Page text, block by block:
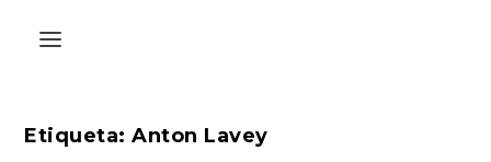
Etiqueta:Anton Lavey